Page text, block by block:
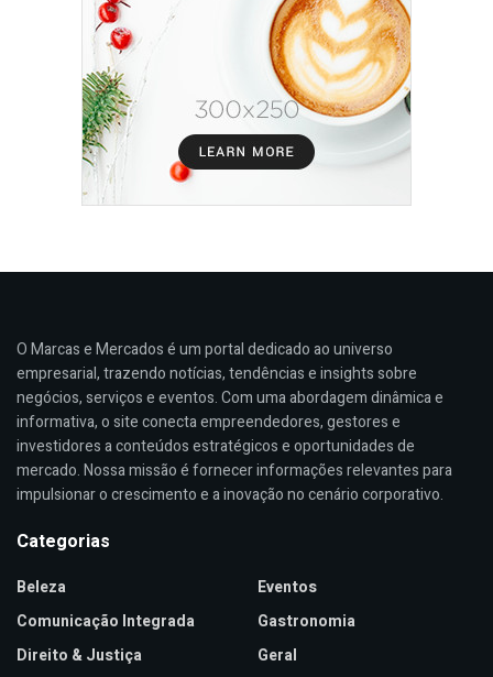
O Marcas e Mercados é um portal dedicado ao universo
empresarial, trazendo notícias, tendências e insights sobre
negócios, serviços e eventos. Com uma abordagem dinâmica e
informativa, o site conecta empreendedores, gestores e
investidores a conteúdos estratégicos e oportunidades de
mercado. Nossa missão é fornecer informações relevantes para
impulsionar o crescimento e a inovação no cenário corporativo.
Categorias
Beleza
Comunicação Integrada
Direito & Justiça
Eventos
Gastronomia
Geral